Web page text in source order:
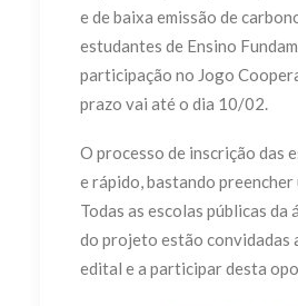
e de baixa emissão de
estudantes de Ensino
participação no Jogo
prazo vai até o dia 10/02.
O processo de inscrição das
e rápido, bastando
Todas as escolas públicas da
do projeto estão convidadas
edital e a participar desta